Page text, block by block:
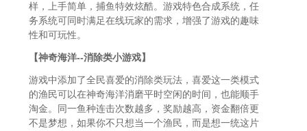
样，上手简单，捕鱼特效炫酷。游戏特色合成系统，任
务系统可同时满足在线玩家的需求，增强了游戏的趣味
性和可玩性。
【神奇海洋--消除类小游戏】
游戏中添加了全民喜爱的消除类玩法，喜爱这一类模式
的渔民可以在神奇海洋消磨平时空闲的时间，也能顺手
淘金。同一鱼种连击次数越多，奖励越高，资金翻倍更
不是梦想，如果你不只想当一个渔民，而是想一统这片